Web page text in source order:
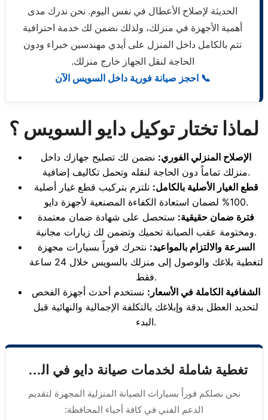
الحديثة لإصلاح الأعطال في نفس اليوم. نحن ندرك مدى
أهمية الأجهزة في منزلك، ولذلك نضمن لك خدمة احترافية
تتم بالكامل داخل المنزل على أيدي مهندسين خبراء ودون
الحاجة لنقل الجهاز خارج منزلك.
📞 احجز صيانة فورية داخل السويس الآن
لماذا تختار توكيل دايو السويس ؟
الإصلاح المنزلي الفوري: نضمن لك تصليح جهازك داخل
منزلك تماماً دون الحاجة لنقله وتحمل تكاليف إضافية.
قطع الغيار الأصلية بالكامل: نلتزم بتركيب قطع غيار أصلية
100% لضمان استعادة الكفاءة المصنعية لأجهزة دايو.
فترة ضمان حقيقية: ستحصل على شهادة ضمان معتمدة
ومختومة عقب الصيانة تحميك وتضمن لك زيارات مجانية.
السرعة والالتزام بالمواعيد: نتحرك فوراً بسيارات مجهزة
لتغطية بلاغك والوصول إلى منزلك بالسويس خلال 24 ساعة
فقط.
الشفافية الكاملة في الأسعار: نستخدم أحدث أجهزة الفحص
لتحديد العطل بدقة وإبلاغك بالتكلفة الإجمالية والنهائية قبل
البدء.
تغطية شاملة لخدمات صيانة دايو في السويس
نحن نصلكم فوراً بسيارات الصيانة المنزلية المجهزة لتقديم
الدعم الفني في كافة أحياء المحافظة: